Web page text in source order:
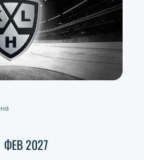
ФЕВ 2027